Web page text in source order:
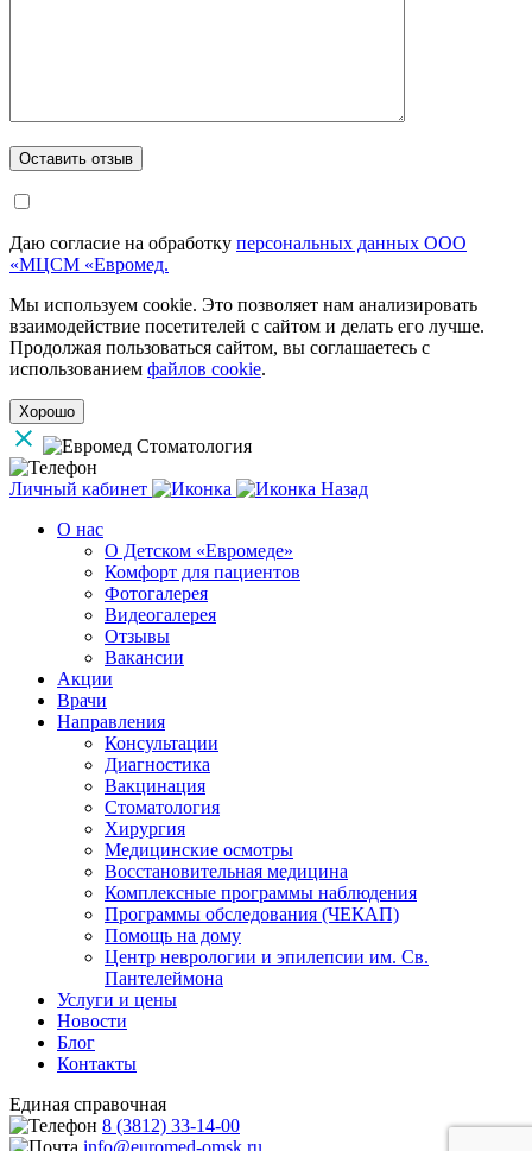
Даю согласие на обработку персональных данных ООО
«МЦСМ «Евромед.
Мы используем cookie. Это позволяет нам анализировать
взаимодействие посетителей с сайтом и делать его лучше.
Продолжая пользоваться сайтом, вы соглашаетесь с
использованием файлов cookie.
Хорошо
Личный кабинет
Назад
О нас
О Детском «Евромеде»
Комфорт для пациентов
Фотогалерея
Видеогалерея
Отзывы
Вакансии
Акции
Врачи
Направления
Консультации
Диагностика
Вакцинация
Стоматология
Хирургия
Медицинские осмотры
Восстановительная медицина
Комплексные программы наблюдения
Программы обследования (ЧЕКАП)
Помощь на дому
Центр неврологии и эпилепсии им. Св.
Пантелеймона
Услуги и цены
Новости
Блог
Контакты
Единая справочная
8 (3812) 33-14-00
info@euromed-omsk.ru